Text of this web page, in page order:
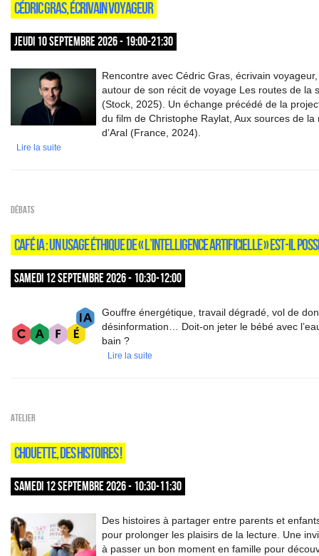
CÉDRIC GRAS, ÉCRIVAIN VOYAGEUR
JEUDI 10 SEPTEMBRE 2026 - 19:00-21:30
Rencontre avec Cédric Gras, écrivain voyageur,
autour de son récit de voyage Les routes de la
(Stock, 2025). Un échange précédé de la
du film de Christophe Raylat, Aux sources de la
d’Aral (France, 2024).
Lire la suite
Débats
CAFÉ IA : UN USAGE ÉTHIQUE DE « L’INTELLIGENCE ARTIFICIELLE » EST-IL
SAMEDI 12 SEPTEMBRE 2026 - 10:30-12:00
Gouffre énergétique, travail dégradé, vol de
désinformation… Doit-on jeter le bébé avec
bain ?
Lire la suite
Atelier
CHOUETTE, DES HISTOIRES !
SAMEDI 12 SEPTEMBRE 2026 - 10:30-11:30
Des histoires à partager entre parents et
pour prolonger les plaisirs de la lecture. Une
à passer un bon moment en famille pour